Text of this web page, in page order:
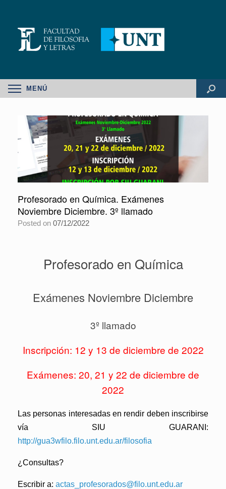
MENÚ
Profesorado en Química. Exámenes
Noviembre Diciembre. 3º llamado
Posted on 07/12/2022
Profesorado en Química
Exámenes Noviembre Diciembre
3º llamado
Inscripción: 12 y 13 de diciembre de 2022
Exámenes: 20, 21 y 22 de diciembre de
2022
Las personas interesadas en rendir deben inscribirse
vía SIU GUARANI:
http://gua3wfilo.filo.unt.edu.ar/filosofia
¿Consultas?
Escribir a: actas_profesorados@filo.unt.edu.ar